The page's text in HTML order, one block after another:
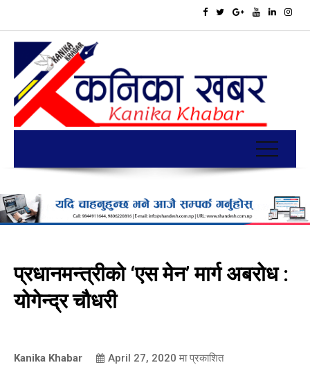
प्रधानमन्त्रीको ‘एस मेन’ मार्ग अबरोध :
योगेन्द्र चौधरी
Kanika Khabar April 27, 2020 मा प्रकाशित